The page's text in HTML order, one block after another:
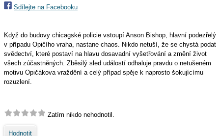
Sdílejte na Facebooku
Když do budovy chicagské policie vstoupí Anson Bishop, hlavní podezřelý
v případu Opičího vraha, nastane chaos. Nikdo netuší, že se chystá podat
svědectví, které postaví na hlavu dosavadní vyšetřování a změní život
všech zúčastněných. Zběsilý sled událostí odhaluje pravdu o netušeném
motivu Opičákova vraždění a celý případ spěje k naprosto šokujícímu
rozuzlení.
Zatím nikdo nehodnotil.
Hodnotit